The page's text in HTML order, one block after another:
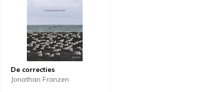
De correcties
Jonathan Franzen